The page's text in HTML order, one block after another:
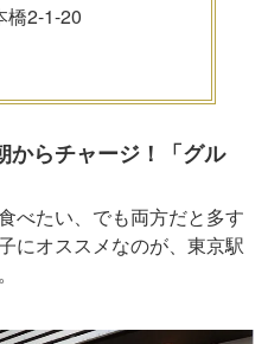
橋2-1-20
からチャージ！「グル
べたい、でも両方だと多す
にオススメなのが、東京駅